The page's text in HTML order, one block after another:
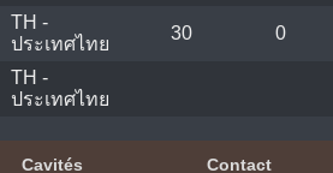
TH -
ประเทศไทย
30 0
TH -
ประเทศไทย
Cavités Contact